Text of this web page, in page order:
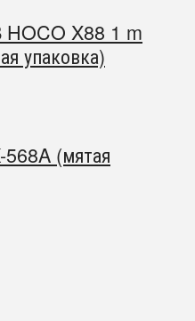
HOCO X88 1 m
упаковка)
568A (мятая